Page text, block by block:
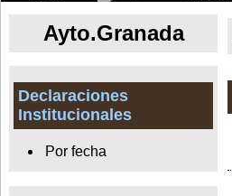
Ayto.Granada
Declaraciones
Institucionales
Por fecha